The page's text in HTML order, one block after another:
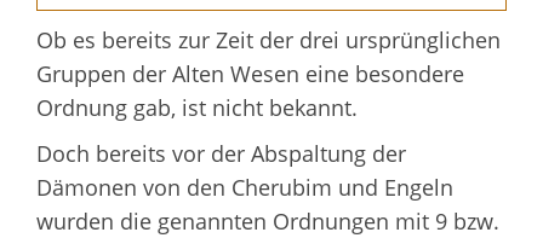
Ob es bereits zur Zeit der drei ursprünglichen
Gruppen der Alten Wesen eine besondere
Ordnung gab, ist nicht bekannt.
Doch bereits vor der Abspaltung der
Dämonen von den Cherubim und Engeln
wurden die genannten Ordnungen mit 9 bzw.